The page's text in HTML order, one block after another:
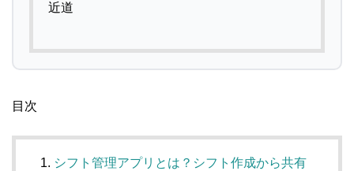
近道
目次
シフト管理アプリとは？シフト作成から共有